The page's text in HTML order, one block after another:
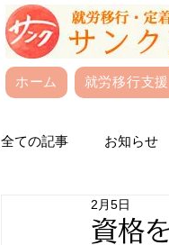
ホーム 就労移行支援
全ての記事 お知らせ
資格
2月5日